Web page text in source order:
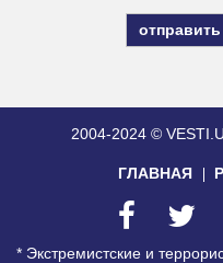
2004-2024 ©
ГЛАВНАЯ
* Экстремистские и